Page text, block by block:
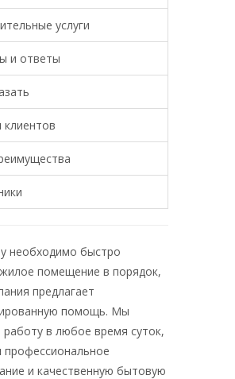
услуги
и ответы
необходимо быстро
помещение в порядок,
предлагает
помощь. Мы
в любое время суток,
профессиональное
и качественную бытовую